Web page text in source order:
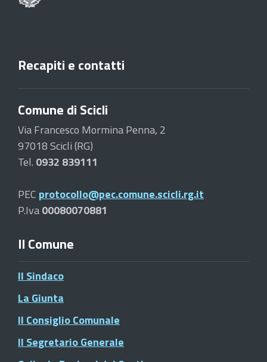
Recapiti e contatti
Comune di Scicli
Via Francesco Mormina Penna, 2
97018 Scicli (RG)
Tel. 0932 839111
PEC protocollo@pec.comune.scicli.rg.it
P.Iva00080070881
Il Comune
Il Sindaco
La Giunta
Il Consiglio Comunale
Il Segretario Generale